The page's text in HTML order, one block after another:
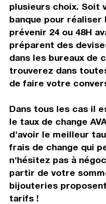
plusieurs choix. Soit
banque pour réaliser
prévenir 24 ou 48H
préparent des
dans les bureaux de
trouverez dans
de faire votre
Dans tous les cas il
le taux de change
d'avoir le meilleur
frais de change qui
n'hésitez pas à
partir de votre
bijouteries
tarifs !